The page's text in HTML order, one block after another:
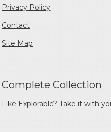
Privacy Policy
Contact
Site Map
Complete Collection
Like Explorable? Take it with